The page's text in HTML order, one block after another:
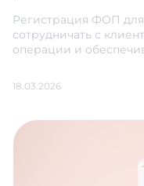
Регистрация ФОП для
сотрудничать с
операции и
18.03.2026